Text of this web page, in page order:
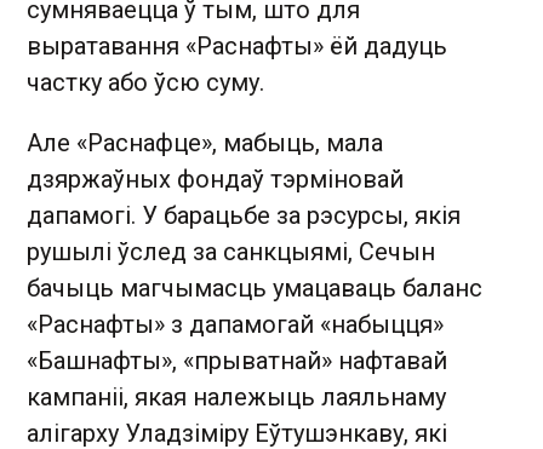
сумняваецца ў тым, што для
выратавання «Раснафты» ёй дадуць
частку або ўсю суму.
Але «Раснафце», мабыць, мала
дзяржаўных фондаў тэрміновай
дапамогі. У барацьбе за рэсурсы, якія
рушылі ўслед за санкцыямі, Сечын
бачыць магчымасць умацаваць баланс
«Раснафты» з дапамогай «набыцця»
«Башнафты», «прыватнай» нафтавай
кампаніі, якая належыць лаяльнаму
алігарху Уладзіміру Еўтушэнкаву, які